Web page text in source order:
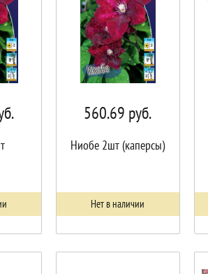
560.69 руб.
Ниобе 2шт (каперсы)
Нет в наличии